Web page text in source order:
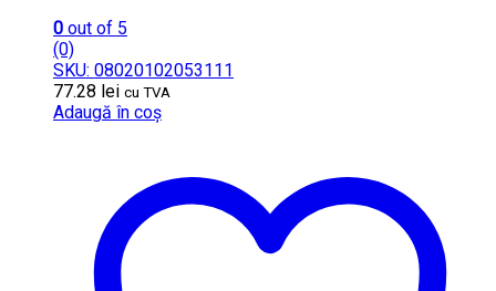
0 out of 5
(0)
SKU: 08020102053111
77.28 lei cu TVA
Adaugă în coș